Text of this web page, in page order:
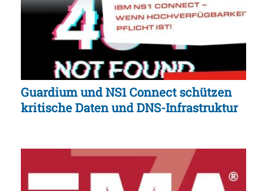
Guardium und NS1 Connect schützen
kritische Daten und DNS-Infrastruktur